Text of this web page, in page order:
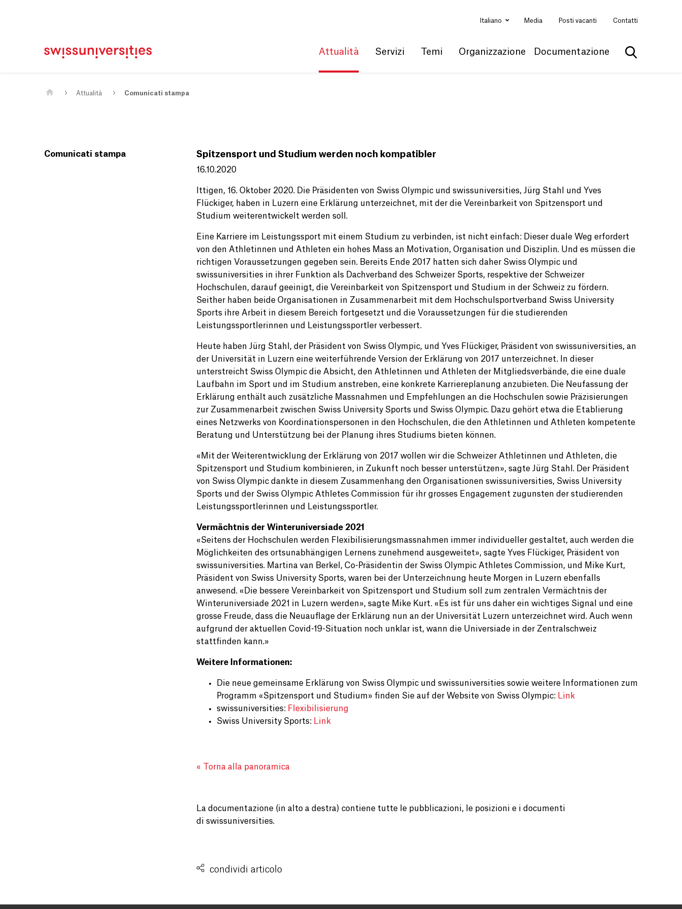
Mappa del sito
Italiano Media Posti vacanti Contatti
Attualità Servizi Temi Organizzazione Documentazione
Mostra la
Attualità Comunicati stampa
Comunicati stampa Spitzensport und Studium werden noch kompatibler
16.10.2020
Ittigen, 16. Oktober 2020. Die Präsidenten von Swiss Olympic und swissuniversities, Jürg Stahl und Yves
Flückiger, haben in Luzern eine Erklärung unterzeichnet, mit der die Vereinbarkeit von Spitzensport und
Studium weiterentwickelt werden soll.
Eine Karriere im Leistungssport mit einem Studium zu verbinden, ist nicht einfach: Dieser duale Weg erfordert
von den Athletinnen und Athleten ein hohes Mass an Motivation, Organisation und Disziplin. Und es müssen die
richtigen Voraussetzungen gegeben sein. Bereits Ende 2017 hatten sich daher Swiss Olympic und
swissuniversities in ihrer Funktion als Dachverband des Schweizer Sports, respektive der Schweizer
Hochschulen, darauf geeinigt, die Vereinbarkeit von Spitzensport und Studium in der Schweiz zu fördern.
Seither haben beide Organisationen in Zusammenarbeit mit dem Hochschulsportverband Swiss University
Sports ihre Arbeit in diesem Bereich fortgesetzt und die Voraussetzungen für die studierenden
Leistungssportlerinnen und Leistungssportler verbessert.
Heute haben Jürg Stahl, der Präsident von Swiss Olympic, und Yves Flückiger, Präsident von swissuniversities, an
der Universität in Luzern eine weiterführende Version der Erklärung von 2017 unterzeichnet. In dieser
unterstreicht Swiss Olympic die Absicht, den Athletinnen und Athleten der Mitgliedsverbände, die eine duale
Laufbahn im Sport und im Studium anstreben, eine konkrete Karriereplanung anzubieten. Die Neufassung der
Erklärung enthält auch zusätzliche Massnahmen und Empfehlungen an die Hochschulen sowie Präzisierungen
zur Zusammenarbeit zwischen Swiss University Sports und Swiss Olympic. Dazu gehört etwa die Etablierung
eines Netzwerks von Koordinationspersonen in den Hochschulen, die den Athletinnen und Athleten kompetente
Beratung und Unterstützung bei der Planung ihres Studiums bieten können.
«Mit der Weiterentwicklung der Erklärung von 2017 wollen wir die Schweizer Athletinnen und Athleten, die
Spitzensport und Studium kombinieren, in Zukunft noch besser unterstützen», sagte Jürg Stahl. Der Präsident
von Swiss Olympic dankte in diesem Zusammenhang den Organisationen swissuniversities, Swiss University
Sports und der Swiss Olympic Athletes Commission für ihr grosses Engagement zugunsten der studierenden
Leistungssportlerinnen und Leistungssportler.
Vermächtnis der Winteruniversiade 2021
«Seitens der Hochschulen werden Flexibilisierungsmassnahmen immer individueller gestaltet, auch werden die
Möglichkeiten des ortsunabhängigen Lernens zunehmend ausgeweitet», sagte Yves Flückiger, Präsident von
swissuniversities. Martina van Berkel, Co-Präsidentin der Swiss Olympic Athletes Commission, und Mike Kurt,
Präsident von Swiss University Sports, waren bei der Unterzeichnung heute Morgen in Luzern ebenfalls
anwesend. «Die bessere Vereinbarkeit von Spitzensport und Studium soll zum zentralen Vermächtnis der
Winteruniversiade 2021 in Luzern werden», sagte Mike Kurt. «Es ist für uns daher ein wichtiges Signal und eine
grosse Freude, dass die Neuauflage der Erklärung nun an der Universität Luzern unterzeichnet wird. Auch wenn
aufgrund der aktuellen Covid-19-Situation noch unklar ist, wann die Universiade in der Zentralschweiz
stattfinden kann.»
Weitere Informationen:
Die neue gemeinsame Erklärung von Swiss Olympic und swissuniversities sowie weitere Informationen zum
Programm «Spitzensport und Studium» finden Sie auf der Website von Swiss Olympic: Link
swissuniversities: Flexibilisierung
Swiss University Sports: Link
« Torna alla panoramica
La documentazione (in alto a destra) contiene tutte le pubblicazioni, le posizioni e i documenti
di swissuniversities.
condividi articolo